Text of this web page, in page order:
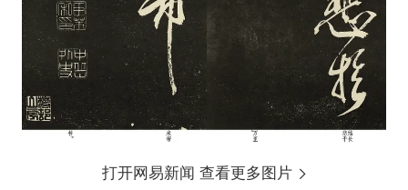
打开网易新闻 查看更多图片